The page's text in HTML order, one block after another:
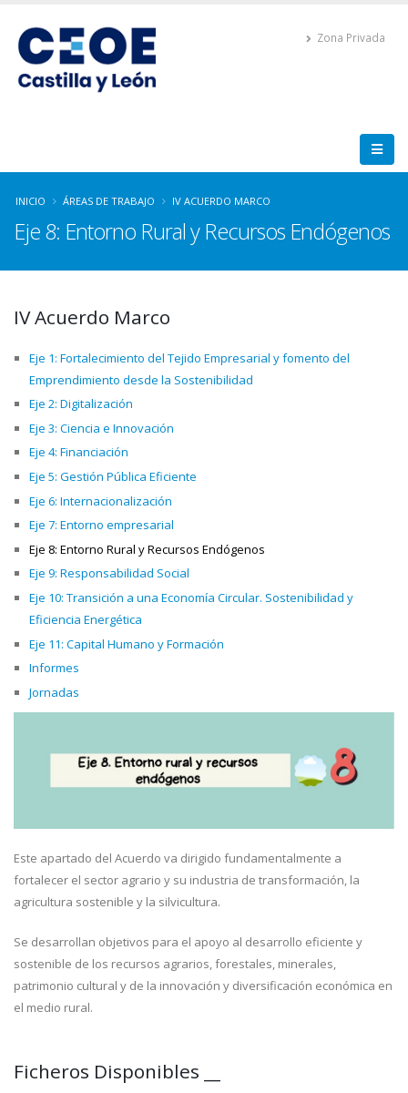
Zona Privada
INICIO ÁREAS DE TRABAJO IV ACUERDO MARCO
Eje 8: Entorno Rural y Recursos Endógenos
IV Acuerdo Marco
Eje 1: Fortalecimiento del Tejido Empresarial y fomento del
Emprendimiento desde la Sostenibilidad
Eje 2: Digitalización
Eje 3: Ciencia e Innovación
Eje 4: Financiación
Eje 5: Gestión Pública Eficiente
Eje 6: Internacionalización
Eje 7: Entorno empresarial
Eje 8: Entorno Rural y Recursos Endógenos
Eje 9: Responsabilidad Social
Eje 10: Transición a una Economía Circular. Sostenibilidad y
Eficiencia Energética
Eje 11: Capital Humano y Formación
Informes
Jornadas
Este apartado del Acuerdo va dirigido fundamentalmente a
fortalecer el sector agrario y su industria de transformación, la
agricultura sostenible y la silvicultura.
Se desarrollan objetivos para el apoyo al desarrollo eficiente y
sostenible de los recursos agrarios, forestales, minerales,
patrimonio cultural y de la innovación y diversificación económica en
el medio rural.
Ficheros Disponibles __